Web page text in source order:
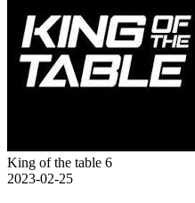
King of the table 6
2023-02-25